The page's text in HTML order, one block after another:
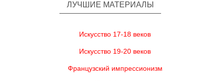
ЛУЧШИЕ МАТЕРИАЛЫ
Искусство 17-18 веков
Искусство 19-20 веков
Французский импрессионизм